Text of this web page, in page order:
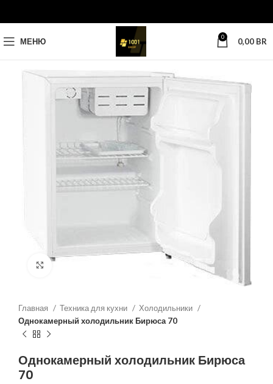
МЕНЮ 0 0,00 BR
Нажмите, чтобы увеличить
Главная Техника для кухни
Холодильники
Однокамерный холодильник Бирюса 70
Однокамерный холодильник Бирюса
70